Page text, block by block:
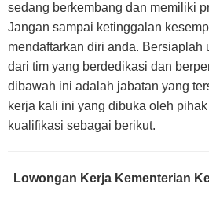
sedang berkembang dan memiliki
Jangan sampai ketinggalan
mendaftarkan diri anda. Bersiaplah
dari tim yang berdedikasi dan
dibawah ini adalah jabatan yang
kerja kali ini yang dibuka oleh
kualifikasi sebagai berikut.
Lowongan Kerja Kementerian